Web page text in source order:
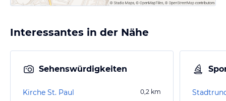
Interessantes in der Nähe
Sehenswürdigkeiten
Kirche St. Paul 0,2 km